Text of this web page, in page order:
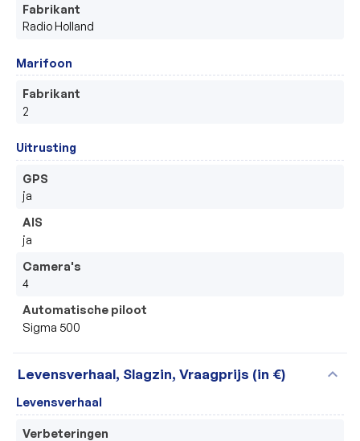
Fabrikant
Radio Holland
Marifoon
Fabrikant
2
Uitrusting
GPS
ja
AIS
ja
Camera's
4
Automatische piloot
Sigma 500
Levensverhaal, Slagzin, Vraagprijs (in €) expand_more
Levensverhaal
Verbeteringen